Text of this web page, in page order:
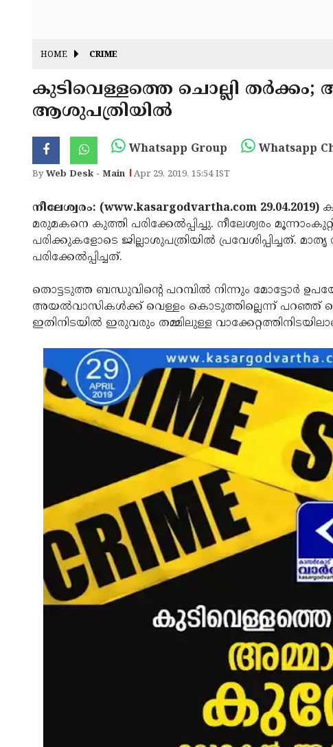
HOME CRIME
കുടിവെള്ളത്തെ ചൊല്ലി തര്‍ക്കം;
ആശുപത്രിയില്‍
Whatsapp Group Whatsapp
ByWeb Desk - Main Apr 29, 2019, 15:54 IST
നീലേശ്വരം: (www.kasargodvartha.com 29.04.2019)
മരുമകനെ കുത്തി പരിക്കേല്‍പ്പിച്ചു. നീലേശ്വരം
പരിക്കുകളോടെ ജില്ലാശുപത്രിയില്‍ പ്രവേശിപ്പിച്ചത്.
പരിക്കേല്‍പ്പിച്ചത്.
തൊട്ടടുത്ത ബന്ധുവിന്റെ പറമ്പില്‍ നിന്നും മോട്ടോര്‍
അയല്‍വാസികള്‍ക്ക് വെള്ളം കൊടുത്തില്ലെന്ന് പറഞ്ഞ്
ഇതിനിടയില്‍ ഇരുവരും തമ്മിലുള്ള